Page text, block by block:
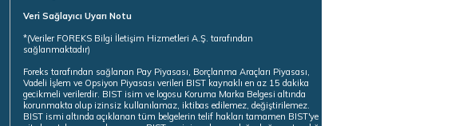
Veri Sağlayıcı Uyarı Notu
*(Veriler FOREKS Bilgi İletişim Hizmetleri A.Ş. tarafından
sağlanmaktadır)
Foreks tarafından sağlanan Pay Piyasası, Borçlanma Araçları Piyasası,
Vadeli İşlem ve Opsiyon Piyasası verileri BIST kaynaklı en az 15 dakika
gecikmeli verilerdir. BIST isim ve logosu Koruma Marka Belgesi altında
korunmakta olup izinsiz kullanılamaz, iktibas edilemez, değiştirilemez.
BIST ismi altında açıklanan tüm belgelerin telif hakları tamamen BIST'ye